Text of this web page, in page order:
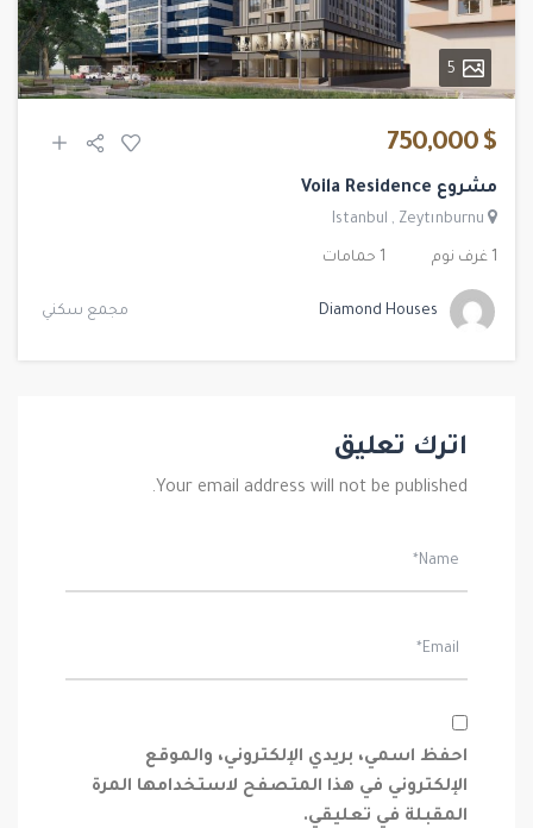
5
$ 750,000
مشروع Voila Residence
Istanbul , Zeytınburnu
1 غرف نوم 1 حمامات
Diamond Houses مجمع سكني
اترك تعليق
Your email address will not be published.
احفظ اسمي، بريدي الإلكتروني، والموقع
الإلكتروني في هذا المتصفح لاستخدامها المرة
المقبلة في تعليقي.